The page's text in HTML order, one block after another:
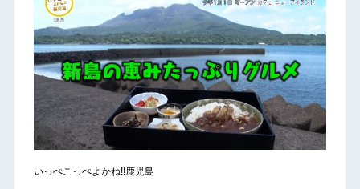
いっぺこっぺよかね!!鹿児島